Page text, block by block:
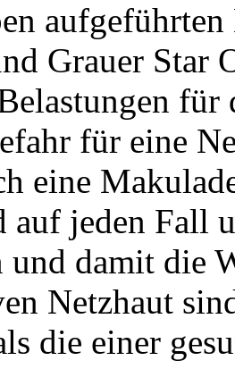
Grauer Star
für eine
eine
jeden Fall
damit die
Netzhaut
die einer